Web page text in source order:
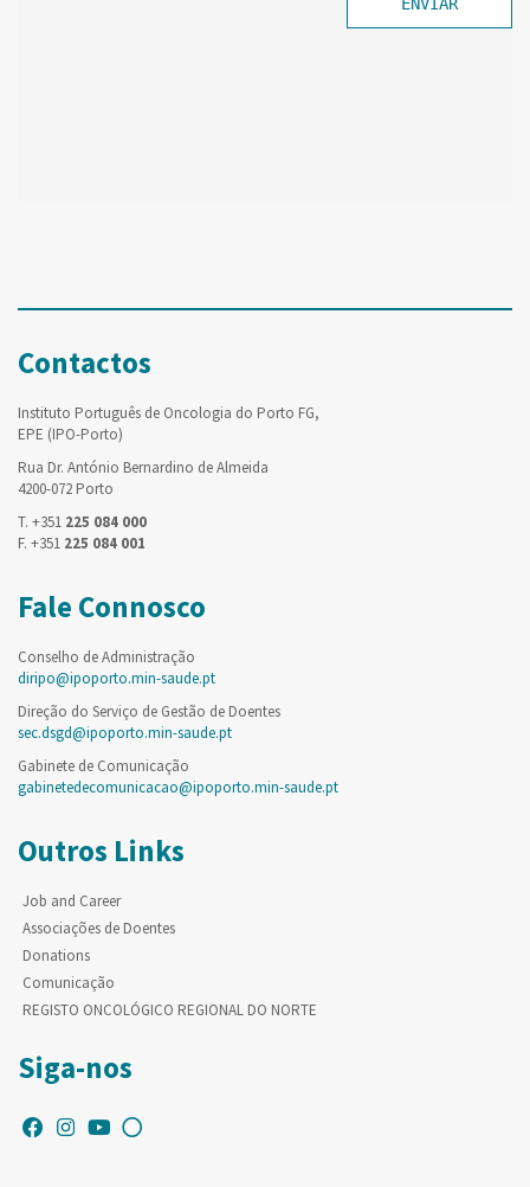
Contactos
Instituto Português de Oncologia do Porto FG,
EPE (IPO-Porto)
Rua Dr. António Bernardino de Almeida
4200-072 Porto
T. +351 225 084 000
F. +351 225 084 001
Fale Connosco
Conselho de Administração
diripo@ipoporto.min-saude.pt
Direção do Serviço de Gestão de Doentes
sec.dsgd@ipoporto.min-saude.pt
Gabinete de Comunicação
gabinetedecomunicacao@ipoporto.min-saude.pt
Outros Links
Job and Career
Associações de Doentes
Donations
Comunicação
REGISTO ONCOLÓGICO REGIONAL DO NORTE
Siga-nos